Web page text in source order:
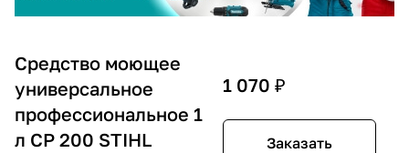
Средство моющее
универсальное
профессиональное 1
л CP 200 STIHL
1 070 ₽
Заказать
График платежей
Сегодня
25%